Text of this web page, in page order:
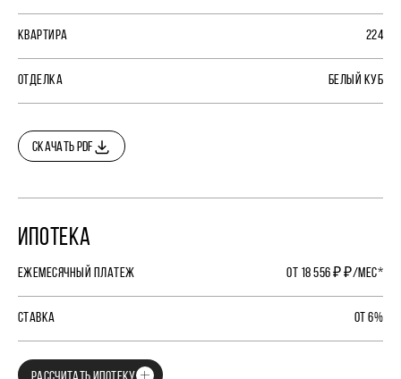
КВАРТИРА 224
ОТДЕЛКА БЕЛЫЙ КУБ
СКАЧАТЬ PDF
ИПОТЕКА
ЕЖЕМЕСЯЧНЫЙ ПЛАТЕЖ ОТ 18 556 ₽ ₽/МЕС*
СТАВКА ОТ 6%